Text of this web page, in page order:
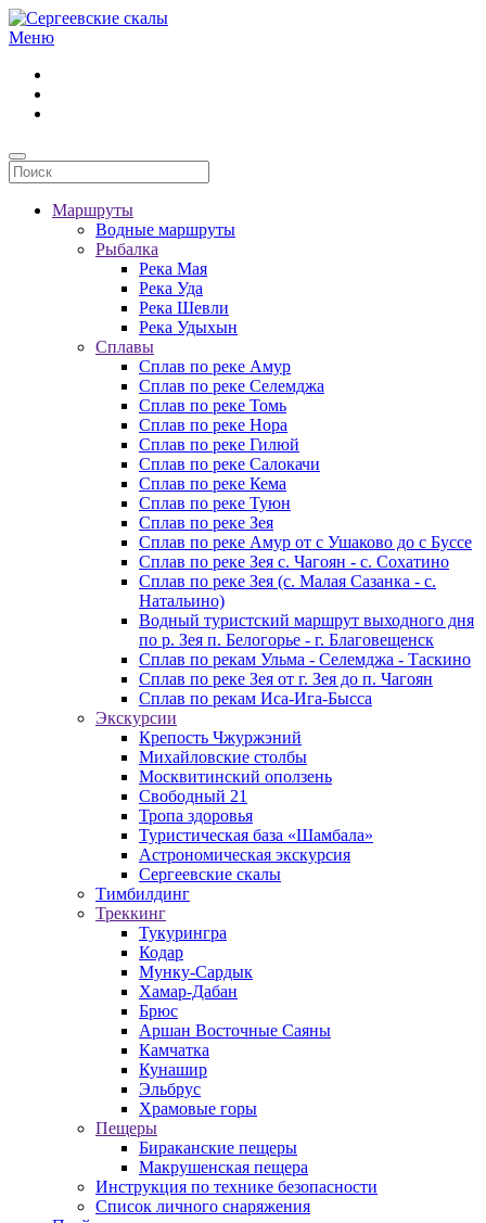
Перейти к содержимому
Меню
Маршруты
Водные маршруты
Рыбалка
Река Мая
Река Уда
Река Шевли
Река Удыхын
Сплавы
Сплав по реке Амур
Сплав по реке Селемджа
Сплав по реке Томь
Сплав по реке Нора
Сплав по реке Гилюй
Сплав по реке Салокачи
Сплав по реке Кема
Сплав по реке Туюн
Сплав по реке Зея
Сплав по реке Амур от с Ушаково до с Буссе
Cплав по реке Зея с. Чагоян - с. Сохатино
Cплав по реке Зея (c. Малая Сазанка - с.
Натальино)
Водный туристский маршрут выходного дня
по р. Зея п. Белогорье - г. Благовещенск
Сплав по рекам Ульма - Селемджа - Таскино
Сплав по реке Зея от г. Зея до п. Чагоян
Сплав по рекам Иса-Ига-Бысса
Экскурсии
Крепость Чжуржэний
Михайловские столбы
Москвитинский оползень
Свободный 21
Тропа здоровья
Туристическая база «Шамбала»
Астрономическая экскурсия
Сергеевские скалы
Тимбилдинг
Треккинг
Тукурингра
Кодар
Мунку-Сардык
Хамар-Дабан
Брюс
Аршан Восточные Саяны
Камчатка
Кунашир
Эльбрус
Храмовые горы
Пещеры
Бираканские пещеры
Макрушенская пещера
Инструкция по технике безопасности
Список личного снаряжения